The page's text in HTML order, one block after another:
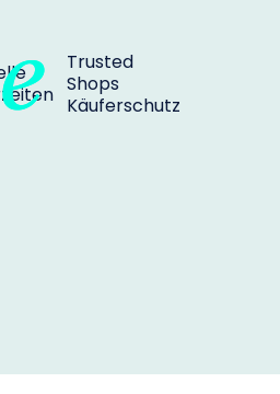
Trusted
Shops
Käuferschutz